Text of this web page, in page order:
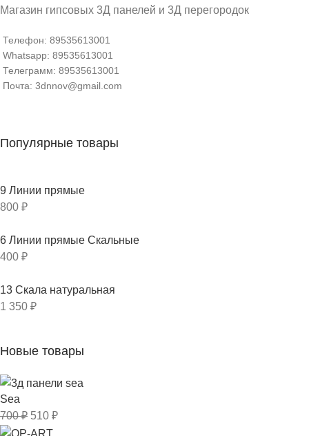
Магазин гипсовых 3Д панелей и 3Д перегородок
Телефон: 89535613001
Whatsapp: 89535613001
Телеграмм: 89535613001
Почта: 3dnnov@gmail.com
Популярные товары
9 Линии прямые
800 ₽
6 Линии прямые Скальные
400 ₽
13 Скала натуральная
1 350 ₽
Новые товары
Sea
700₽ 510 ₽